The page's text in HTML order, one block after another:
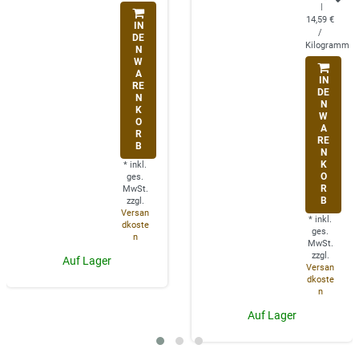
IN
DE
N
W
A
RE
N
K
O
R
B
* inkl.
ges.
MwSt.
zzgl.
Versan
dkoste
n
Auf Lager
|
14,59 €
/
Kilogramm
IN
DE
N
W
A
RE
N
K
O
R
B
* inkl.
ges.
MwSt.
zzgl.
Versan
dkoste
n
Auf Lager